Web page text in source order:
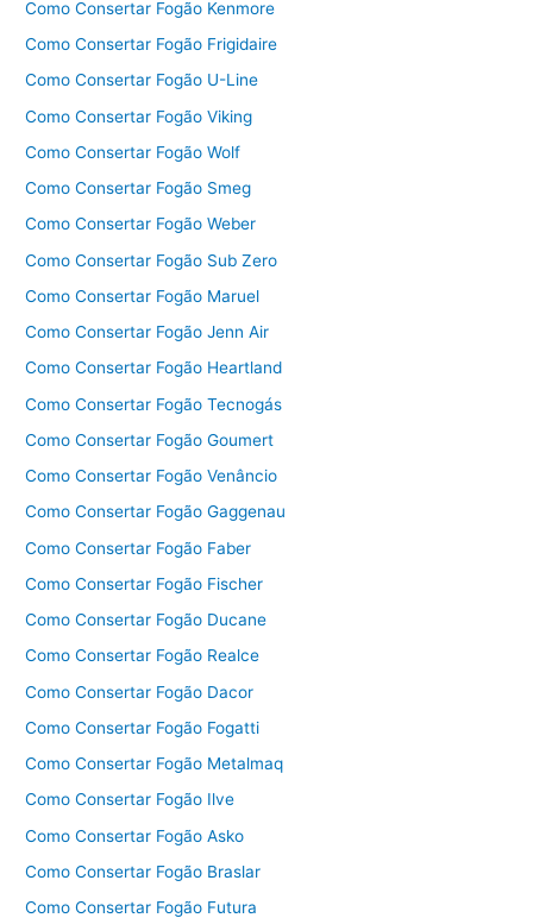
Como Consertar Fogão Kenmore
Como Consertar Fogão Frigidaire
Como Consertar Fogão U-Line
Como Consertar Fogão Viking
Como Consertar Fogão Wolf
Como Consertar Fogão Smeg
Como Consertar Fogão Weber
Como Consertar Fogão Sub Zero
Como Consertar Fogão Maruel
Como Consertar Fogão Jenn Air
Como Consertar Fogão Heartland
Como Consertar Fogão Tecnogás
Como Consertar Fogão Goumert
Como Consertar Fogão Venâncio
Como Consertar Fogão Gaggenau
Como Consertar Fogão Faber
Como Consertar Fogão Fischer
Como Consertar Fogão Ducane
Como Consertar Fogão Realce
Como Consertar Fogão Dacor
Como Consertar Fogão Fogatti
Como Consertar Fogão Metalmaq
Como Consertar Fogão Ilve
Como Consertar Fogão Asko
Como Consertar Fogão Braslar
Como Consertar Fogão Futura